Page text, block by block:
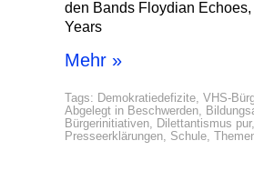
den Bands Floydian
Years
Mehr »
Tags: Demokratiedefizite, VHS-
Abgelegt in Beschwerden,
Bürgerinitiativen, Dilettantismus pur
Presseerklärungen, Schule,